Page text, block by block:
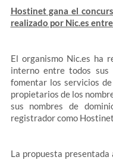
Hostinet gana el
realizado por Nic.es
El organismo Nic.es ha
interno entre todos sus
fomentar los servicios
propietarios de los
sus nombres de
registrador como
La propuesta